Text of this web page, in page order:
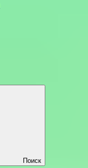
Поиск